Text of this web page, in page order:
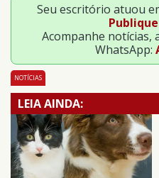
Seu escritório atuou
Acompanhe notícias,
WhatsApp:
NOTÍCIAS
LEIA AINDA: